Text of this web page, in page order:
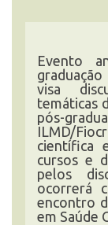
Evento
visa
temáticas
pós-
ILMD/
científica
cursos e
pelos
ocorrerá
encontro
em Saúde